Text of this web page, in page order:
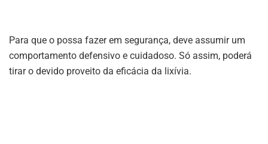
Para que o possa fazer em segurança, deve assumir um
comportamento defensivo e cuidadoso. Só assim, poderá
tirar o devido proveito da eficácia da lixívia.